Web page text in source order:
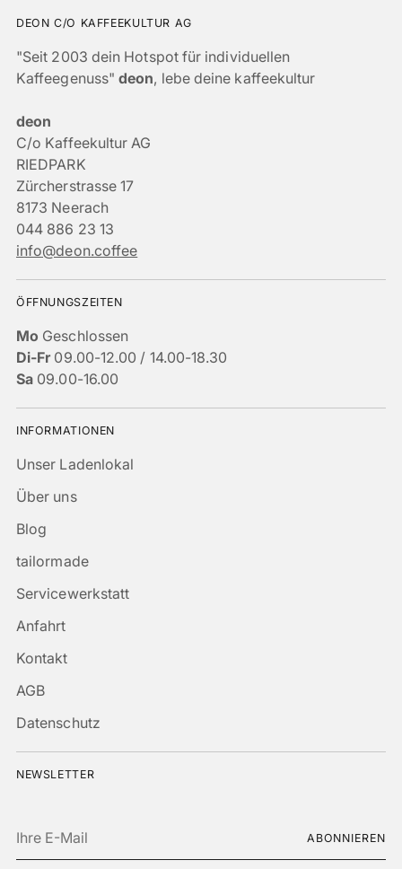
DEON C/O KAFFEEKULTUR AG
"Seit 2003 dein Hotspot für individuellen
Kaffeegenuss"deon, lebe deine kaffeekultur
deon
C/o Kaffeekultur AG
RIEDPARK
Zürcherstrasse 17
8173 Neerach
044 886 23 13
info@deon.coffee
ÖFFNUNGSZEITEN
Mo Geschlossen
Di-Fr09.00-12.00 / 14.00-18.30
Sa 09.00-16.00
INFORMATIONEN
Unser Ladenlokal
Über uns
Blog
tailormade
Servicewerkstatt
Anfahrt
Kontakt
AGB
Datenschutz
NEWSLETTER
E-
ABONNIEREN